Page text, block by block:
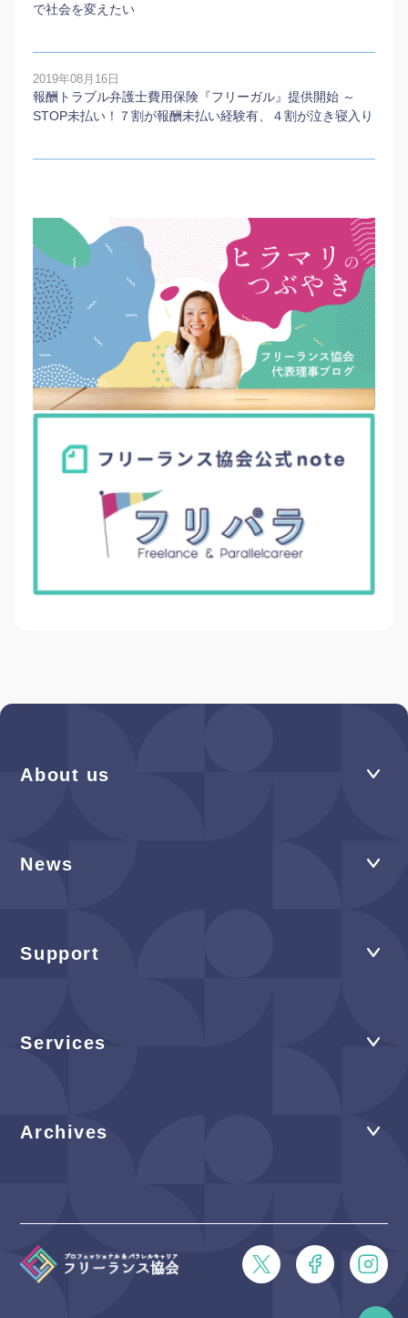
で社会を変えたい
2019年08月16日
報酬トラブル弁護士費用保険『フリーガル』提供開始 ～
STOP未払い！７割が報酬未払い経験有、４割が泣き寝入り
About us
News
Support
Services
Archives